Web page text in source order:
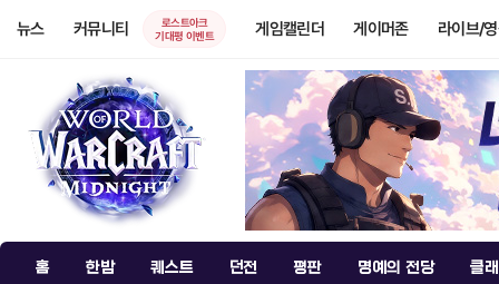
뉴스 커뮤니티
로스트아크
기대평 이벤트
게임캘린더 게이머존 라이브/
홈 한밤 퀘스트 던전 평판 명예의 전당 클